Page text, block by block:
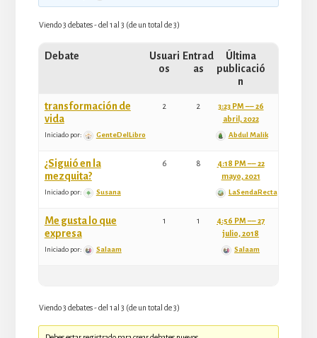
Viendo 3 debates - del 1 al 3 (de un total de 3)
Debate
Usuari
os
Entrad
as
Última
publicació
n
transformación de
vida
Iniciado por: GenteDelLibro
2 2
3:23 PM –– 26
abril, 2022
Abdul Malik
¿Siguió en la
mezquita?
Iniciado por: Susana
6 8
4:18 PM –– 22
mayo, 2021
LaSendaRecta
Me gusta lo que
expresa
Iniciado por: Salaam
1 1
4:56 PM –– 27
julio, 2018
Salaam
Viendo 3 debates - del 1 al 3 (de un total de 3)